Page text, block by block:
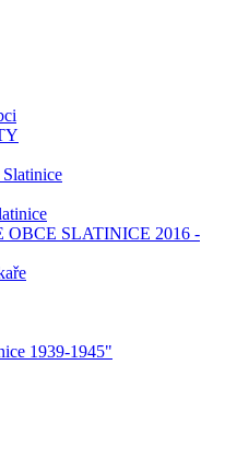
OBCE SLATINICE 2016 -
1939-1945"